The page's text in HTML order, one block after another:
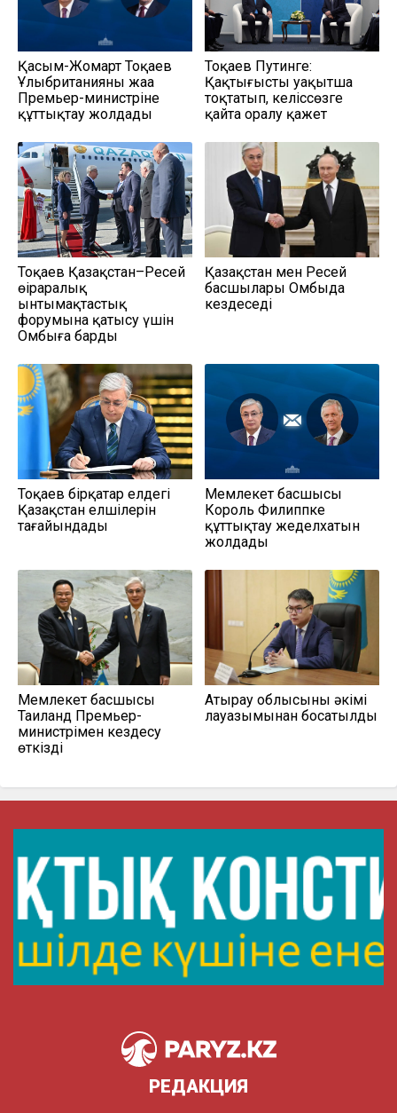
Қасым-Жомарт Тоқаев
Ұлыбританияның жаңа
Премьер-министріне
құттықтау жолдады
Тоқаев Путинге:
Қақтығысты уақытша
тоқтатып, келіссөзге
қайта оралу қажет
Тоқаев Қазақстан–Ресей
өңіраралық
ынтымақтастық
форумына қатысу үшін
Омбыға барды
Қазақстан мен Ресей
басшылары Омбыда
кездеседі
Тоқаев бірқатар елдегі
Қазақстан елшілерін
тағайындады
Мемлекет басшысы
Король Филиппке
құттықтау жеделхатын
жолдады
Мемлекет басшысы
Таиланд Премьер-
министрімен кездесу
өткізді
Атырау облысының әкімі
лауазымынан босатылды
РЕДАКЦИЯ